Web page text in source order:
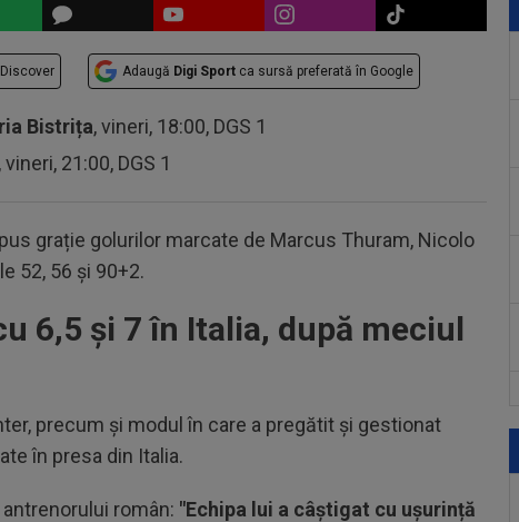
Adaugă Digi Sport ca sursă preferată în Google
Bistrița, vineri, 18:00, DGS 1
, vineri, 21:00, DGS 1
grație golurilor marcate de Marcus Thuram, Nicolo
52, 56 și 90+2.
6,5 și 7 în Italia, după meciul
precum și modul în care a pregătit și gestionat
în presa din Italia.
român: "Echipa lui a câștigat cu ușurință